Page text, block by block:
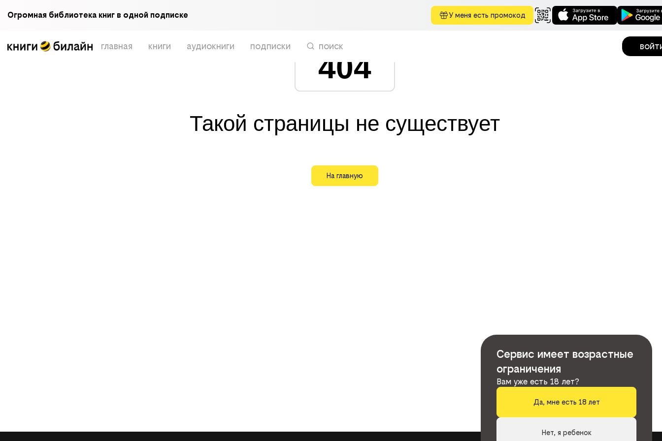
Огромная библиотека книг в одной подписке У меня есть промокод
главная книги аудиокниги подписки поиск
404
Такой страницы не существует
На главную
Сервис имеет возрастные
ограничения
Вам уже есть 18 лет?
Да, мне есть 18 лет
Нет, я ребенок